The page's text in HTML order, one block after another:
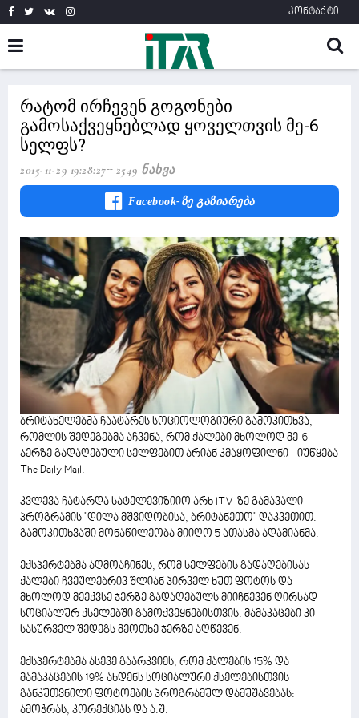
კონტაქტი
რატომ ირჩევენ გოგონები
გამოსაქვეყნებლად ყოველთვის მე-6
სელფს?
2015-11-29 19:28:27 2549 Ნახვა
Facebook-Ზე Გაზიარება
ბრიტანელებმა ჩაატარეს სოციოლოგიური გამოკითხვა,
რომლის შედეგებმა აჩვენა, რომ ქალები მხოლოდ მე-6
ჯერზე გადაღებული სელფებით არიან კმაყოფილნი - იუწყება
The Daily Mail.
კვლევა ჩატარდა სატელევიზიიო არხ ITV-ზე გამავალი
პროგრამის "დილა მშვიდობისა, ბრიტანეთო" დაკვეთით.
გამოკითხვაში მონაწილეობა მიიღო 5 ათასმა ადამიანმა.
ექსპერტებმა აღმოაჩინეს, რომ სელფების გადაღებისას
ქალები ჩვეულებრივ შლიან პირველ ხუთ ფოტოს და
მხოლოდ მეექვსე ჯერზე გადაღებულს მიიჩნევენ ღირსად
სოციალურ ქსელებში გამოქვეყნებისთვის. მამაკაცები კი
სასურველ შედეგს მეოთხე ჯერზე აღწევენ.
ექსპერტებმა ასევე გაარკვიეს, რომ ქალების 15% და
მამაკაცების 19% ახდენს სოციალური ქსელებისთვის
განკუთვნილი ფოტოების პროგრამულ დამუშავებას:
ამოჭრას, კორექციას და ა.შ.